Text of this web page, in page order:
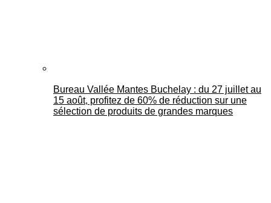
Bureau Vallée Mantes Buchelay : du 27 juillet au
15 août, profitez de 60% de réduction sur une
sélection de produits de grandes marques